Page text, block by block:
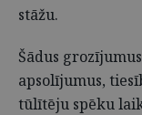
stāžu.
Šādus
apsolījumus,
tūlītēju spēku